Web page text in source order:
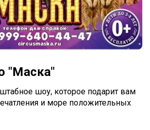
"Маска"
шоу, которое подарит вам
и море положительных